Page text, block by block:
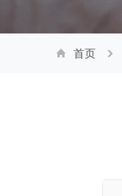
首页